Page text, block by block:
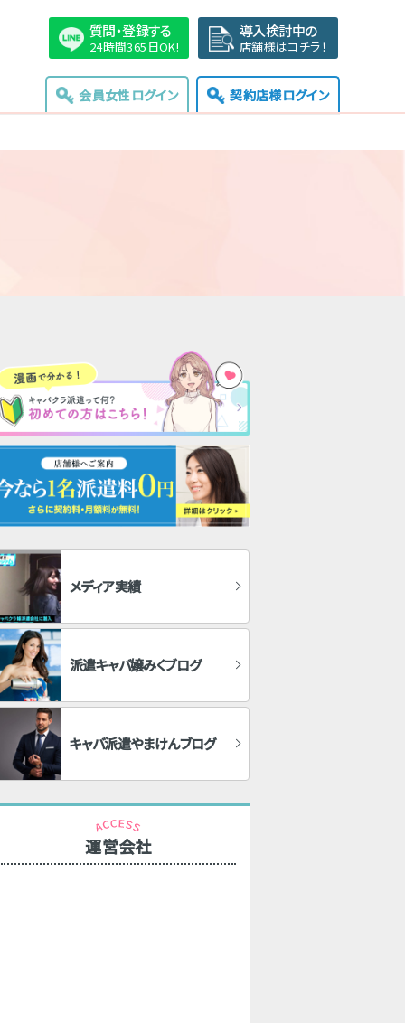
質問・登録する
24時間365日OK!
導入検討中の
店舗様はコチラ！
会員女性ログイン 契約店様ログイン
メディア実績
派遣キャバ嬢みくブログ
キャバ派遣やまけんブログ
運営会社